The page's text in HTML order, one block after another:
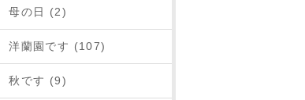
母の日 (2)
洋蘭園です (107)
秋です (9)